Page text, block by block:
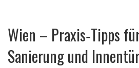
Wien – Praxis‑Tipps
Sanierung und